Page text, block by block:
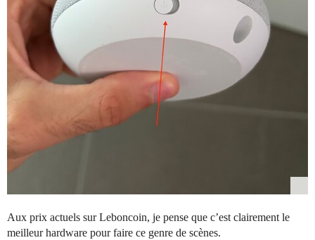
Aux prix actuels sur Leboncoin, je pense que c’est clairement le
meilleur hardware pour faire ce genre de scènes.